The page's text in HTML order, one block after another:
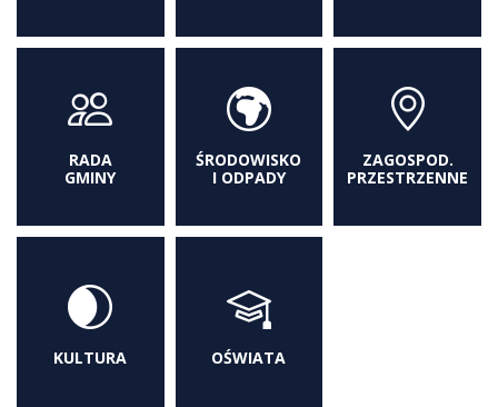
RADA
GMINY
ŚRODOWISKO
I ODPADY
ZAGOSPOD.
PRZESTRZENNE
KULTURA OŚWIATA